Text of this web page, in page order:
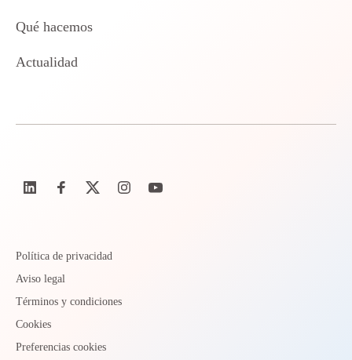
Qué hacemos
Actualidad
Política de privacidad
Aviso legal
Términos y condiciones
Cookies
Preferencias cookies